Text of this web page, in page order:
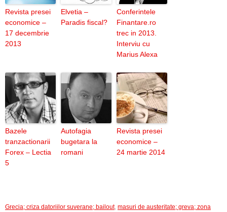
Revista presei
economice –
17 decembrie
2013
Elvetia –
Paradis fiscal?
Conferintele
Finantare.ro
trec in 2013.
Interviu cu
Marius Alexa
Bazele
tranzactionarii
Forex – Lectia
5
Autofagia
bugetara la
romani
Revista presei
economice –
24 martie 2014
Grecia; criza datoriilor suverane; bailout, masuri de austeritate; greva; zona